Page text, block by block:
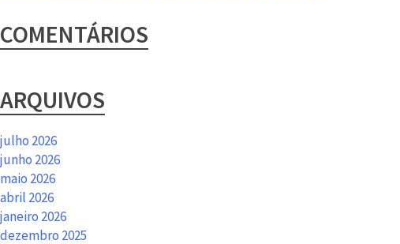
COMENTÁRIOS
ARQUIVOS
julho 2026
junho 2026
maio 2026
abril 2026
janeiro 2026
dezembro 2025